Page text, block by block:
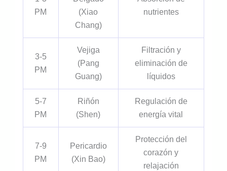
PM
(Xiao
Chang)
nutrientes
3-5
PM
Vejiga
(Pang
Guang)
Filtración y
eliminación de
líquidos
5-7
PM
Riñón
(Shen)
Regulación de
energía vital
7-9
PM
Pericardio
(Xin Bao)
Protección del
corazón y
relajación